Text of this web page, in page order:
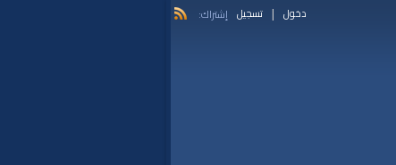
دخول | تسجيل إشتراك: